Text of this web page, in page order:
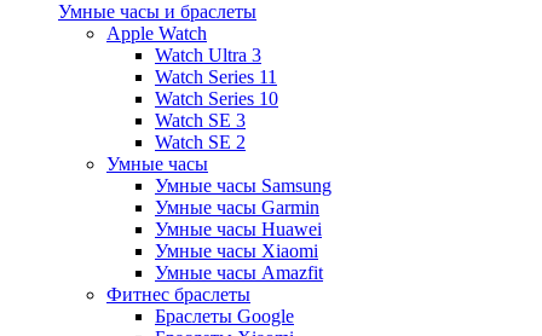
Умные часы и браслеты
Apple Watch
Watch Ultra 3
Watch Series 11
Watch Series 10
Watch SE 3
Watch SE 2
Умные часы
Умные часы Samsung
Умные часы Garmin
Умные часы Huawei
Умные часы Xiaomi
Умные часы Amazfit
Фитнес браслеты
Браслеты Google